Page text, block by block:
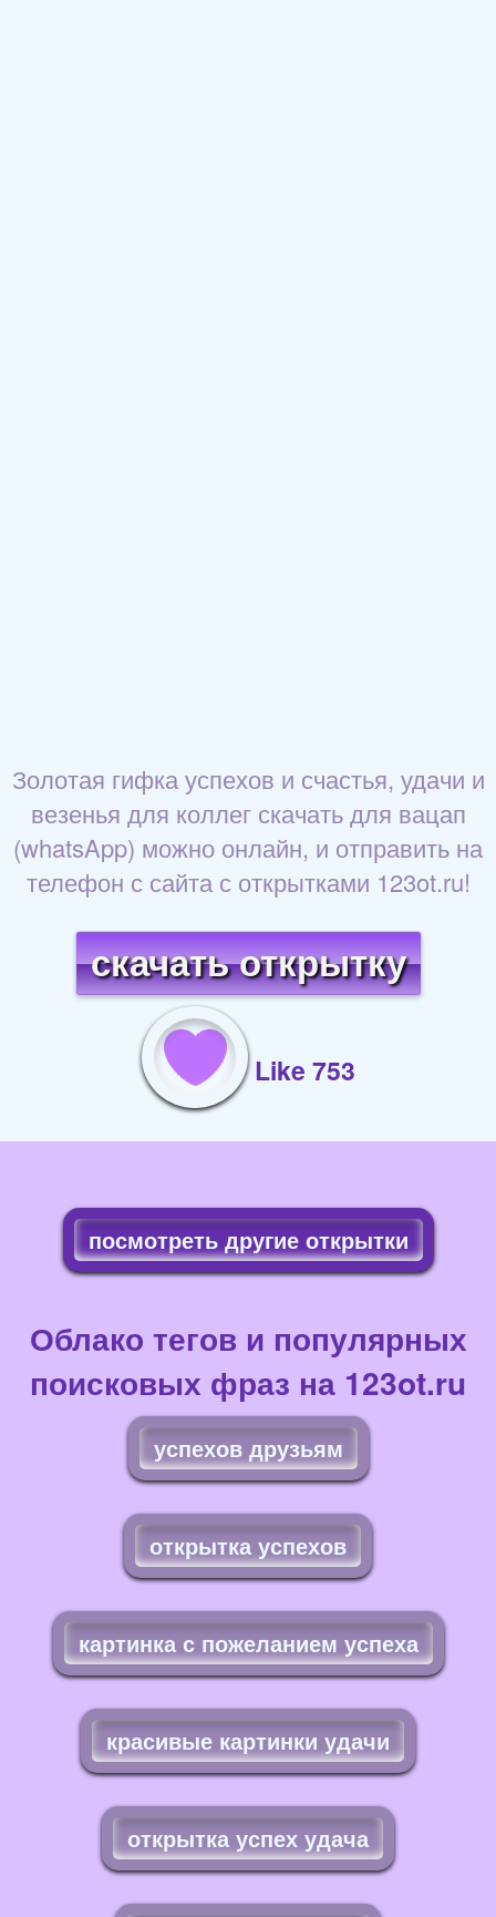
Золотая гифка успехов и счастья, удачи и
везенья для коллег скачать для вацап
(whatsApp) можно онлайн, и отправить на
телефон с сайта с открытками 123ot.ru!
скачать открытку
Like 753
посмотреть другие открытки
Облако тегов и популярных
поисковых фраз на 123ot.ru
успехов друзьям
открытка успехов
картинка с пожеланием успеха
красивые картинки удачи
открытка успех удача